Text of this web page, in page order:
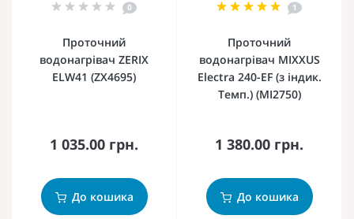
0
Проточний
водонагрівач ZERIX
ELW41 (ZX4695)
1 035.00 грн.
До кошика
1
Проточний
водонагрівач MIXXUS
Electra 240-EF (з індик.
Темп.) (MI2750)
1 380.00 грн.
До кошика